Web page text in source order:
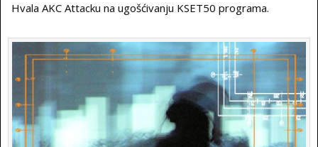
Hvala AKC Attacku na ugošćivanju KSET50 programa.